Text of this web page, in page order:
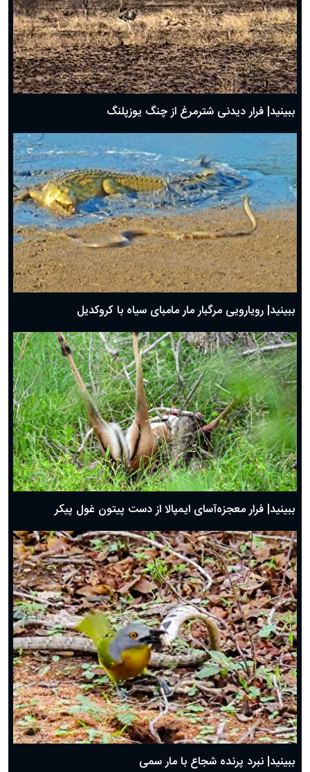
ببینید| فرار دیدنی شترمرغ از چنگ یوزپلنگ
ببینید| رویارویی مرگبار مار مامبای سیاه با کروکدیل
ببینید| فرار معجزه‌آسای ایمپالا از دست پیتون غول پیکر
ببینید| نبرد پرنده شجاع با مار سمی